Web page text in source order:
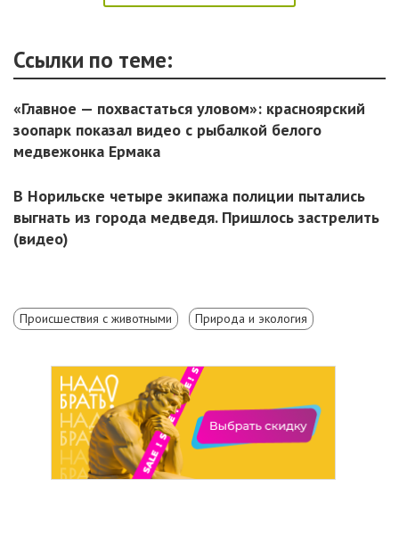
Ссылки по теме:
«Главное — похвастаться уловом»: красноярский
зоопарк показал видео с рыбалкой белого
медвежонка Ермака
В Норильске четыре экипажа полиции пытались
выгнать из города медведя. Пришлось застрелить
(видео)
Происшествия с животными Природа и экология